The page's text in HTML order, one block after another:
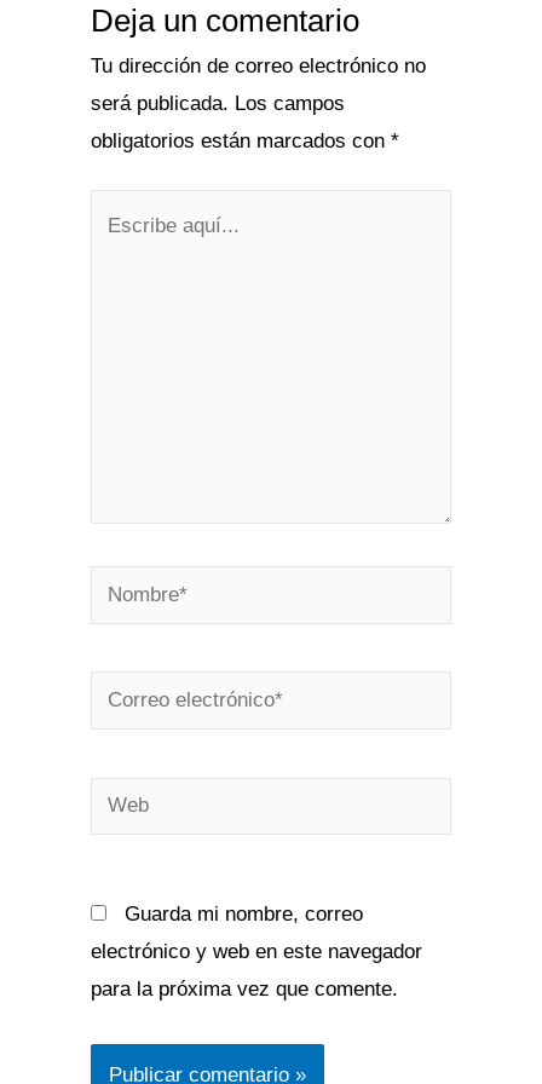
Deja un comentario
Tu dirección de correo electrónico no
será publicada. Los campos
obligatorios están marcados con *
Nombre*
Correo
electrónico*
Web
Guarda mi nombre, correo
electrónico y web en este navegador
para la próxima vez que comente.